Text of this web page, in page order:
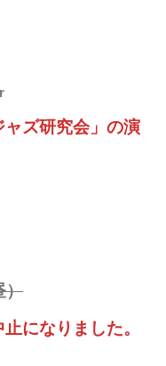
ズ研究会」の演
）
になりました。